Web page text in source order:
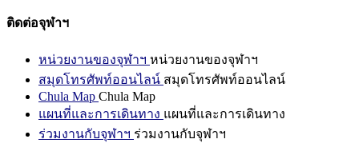
ติดต่อจุฬาฯ
หน่วยงานของจุฬาฯ หน่วยงานของจุฬาฯ
สมุดโทรศัพท์ออนไลน์ สมุดโทรศัพท์ออนไลน์
Chula Map Chula Map
แผนที่และการเดินทาง แผนที่และการเดินทาง
ร่วมงานกับจุฬาฯ ร่วมงานกับจุฬาฯ